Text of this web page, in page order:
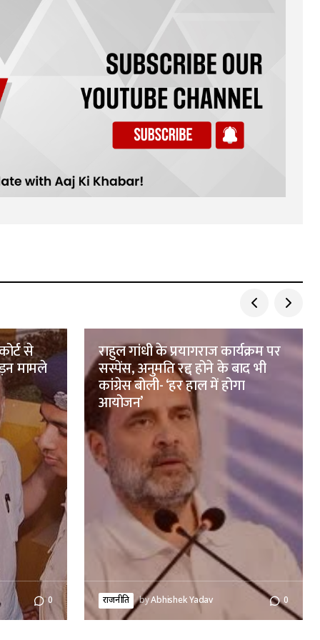
से
मामले
0
राहुल गांधी के प्रयागराज कार्यक्रम पर
सस्पेंस, अनुमति रद्द होने के बाद भी
कांग्रेस बोली- ‘हर हाल में होगा
आयोजन’
राजनीति byAbhishek Yadav 0